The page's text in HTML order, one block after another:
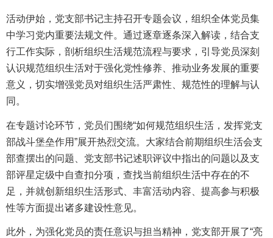
活动伊始，党支部书记主持召开专题会议，组织全体党员集
中学习党内重要法规文件。通过逐章逐条深入解读，结合支
行工作实际，剖析组织生活规范流程与要求，引导党员深刻
认识规范组织生活对于强化党性修养、推动业务发展的重要
意义，切实增强党员对组织生活严肃性、规范性的理解与认
同。
在专题讨论环节，党员们围绕“如何规范组织生活，发挥党支
部战斗堡垒作用”展开热烈交流。大家结合前期组织生活会支
部查摆出的问题、党支部书记述职评议中指出的问题以及支
部评星定级中自查扣分项，查找当前组织生活中存在的不
足，并就创新组织生活形式、丰富活动内容、提高参与积极
性等方面提出诸多建设性意见。
此外，为强化党员的责任意识与担当精神，党支部开展了“亮